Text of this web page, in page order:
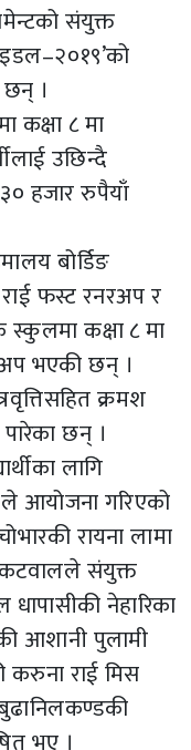
संयुक्त
।
कक्षा ८ मा
उछिन्दै
हजार रुपैयाँ
बोर्डिङ
फस्ट रनरअप र
स्कुलमा कक्षा ८ मा
भएकी छन् ।
क्रमश
छन् ।
लागि
आयोजना गरिएको
रायना लामा
संयुक्त
नेहारिका
आशानी पुलामी
करुना राई मिस